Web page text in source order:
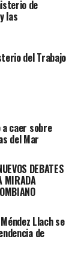
de
las
del Trabajo
caer sobre
del Mar
DEBATES
MIRADA
Llach se
de